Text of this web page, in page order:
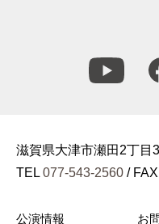
滋賀県大津市瀬田2丁目
TEL 077-543-2560 /
公演情報 お